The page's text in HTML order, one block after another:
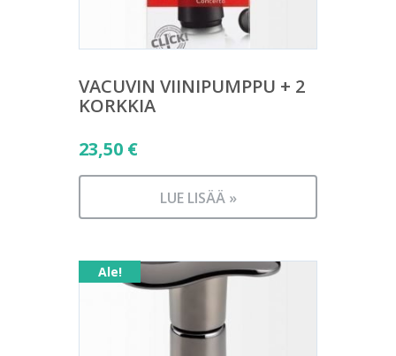
VACUVIN VIINIPUMPPU + 2
KORKKIA
23,50 €
LUE LISÄÄ »
Ale!